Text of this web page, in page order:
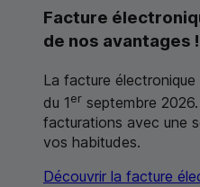
Facture
de nos avantages !
La facture
du 1er septembre
facturations avec une
vos habitudes.
Découvrir la facture